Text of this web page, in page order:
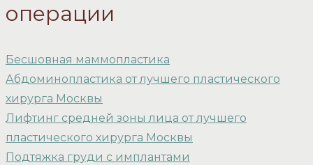
операции
Бесшовная маммопластика
Абдоминопластика от лучшего пластического
хирурга Москвы
Лифтинг средней зоны лица от лучшего
пластического хирурга Москвы
Подтяжка груди с имплантами